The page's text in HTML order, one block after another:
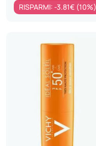
RISPARMI: -3.81€ (10%)